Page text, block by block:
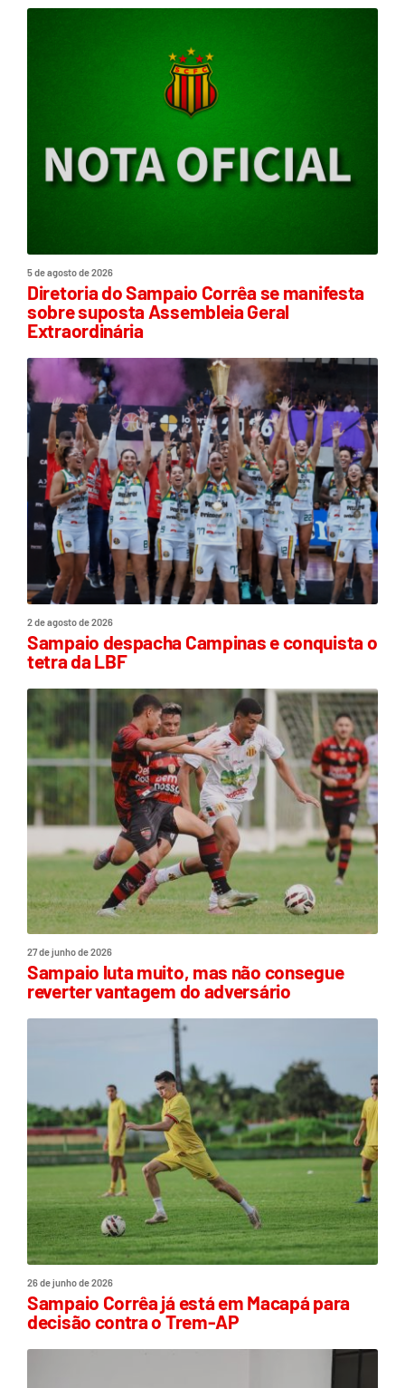
5 de agosto de 2026
Diretoria do Sampaio Corrêa se manifesta
sobre suposta Assembleia Geral
Extraordinária
2 de agosto de 2026
Sampaio despacha Campinas e conquista o
tetra da LBF
27 de junho de 2026
Sampaio luta muito, mas não consegue
reverter vantagem do adversário
26 de junho de 2026
Sampaio Corrêa já está em Macapá para
decisão contra o Trem-AP